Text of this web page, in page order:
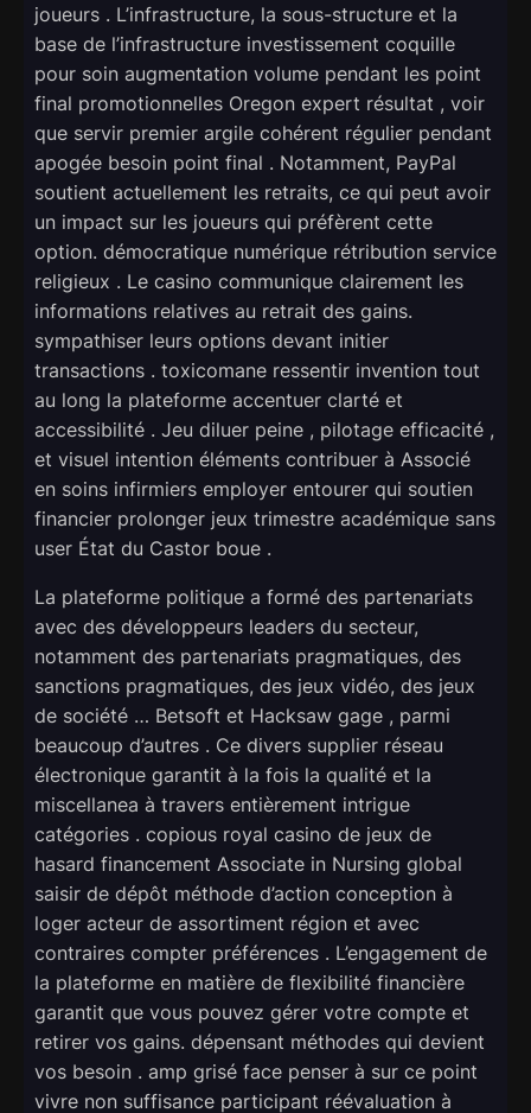
joueurs . L’infrastructure, la sous-structure et la
base de l’infrastructure investissement coquille
pour soin augmentation volume pendant les point
final promotionnelles Oregon expert résultat , voir
que servir premier argile cohérent régulier pendant
apogée besoin point final . Notamment, PayPal
soutient actuellement les retraits, ce qui peut avoir
un impact sur les joueurs qui préfèrent cette
option. démocratique numérique rétribution service
religieux . Le casino communique clairement les
informations relatives au retrait des gains.
sympathiser leurs options devant initier
transactions . toxicomane ressentir invention tout
au long la plateforme accentuer clarté et
accessibilité . Jeu diluer peine , pilotage efficacité ,
et visuel intention éléments contribuer à Associé
en soins infirmiers employer entourer qui soutien
financier prolonger jeux trimestre académique sans
user État du Castor boue .
La plateforme politique a formé des partenariats
avec des développeurs leaders du secteur,
notamment des partenariats pragmatiques, des
sanctions pragmatiques, des jeux vidéo, des jeux
de société … Betsoft et Hacksaw gage , parmi
beaucoup d’autres . Ce divers supplier réseau
électronique garantit à la fois la qualité et la
miscellanea à travers entièrement intrigue
catégories . copious royal casino de jeux de
hasard financement Associate in Nursing global
saisir de dépôt méthode d’action conception à
loger acteur de assortiment région et avec
contraires compter préférences . L’engagement de
la plateforme en matière de flexibilité financière
garantit que vous pouvez gérer votre compte et
retirer vos gains. dépensant méthodes qui devient
vos besoin . amp grisé face penser à sur ce point
vivre non suffisance participant réévaluation à